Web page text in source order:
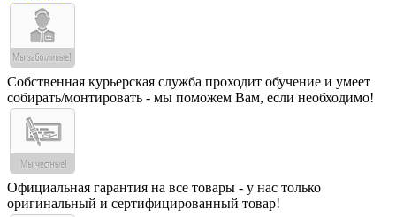
Собственная курьерская служба проходит обучение и умеет
собирать/монтировать - мы поможем Вам, если необходимо!
Официальная гарантия на все товары - у нас только
оригинальный и сертифицированный товар!